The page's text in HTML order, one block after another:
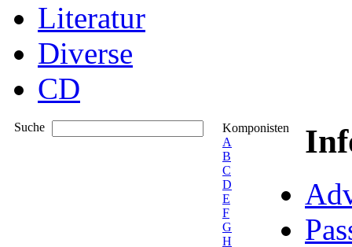
Literatur
Diverse
CD
Suche
Komponisten
A
B
C
D
E
F
G
H